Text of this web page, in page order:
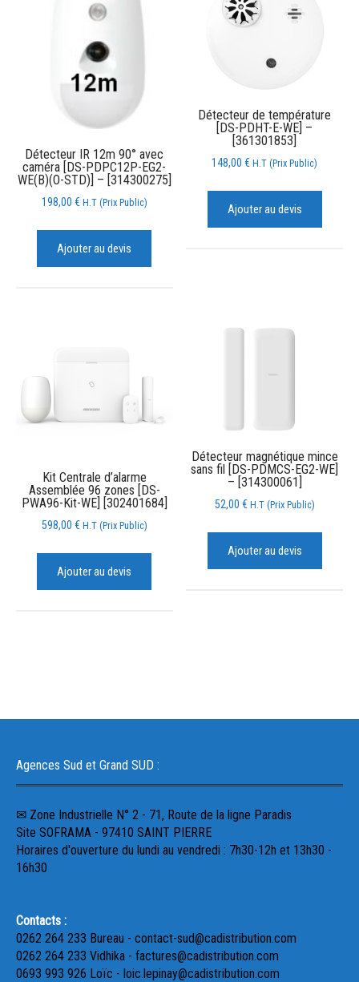
Détecteur IR 12m 90° avec
caméra [DS-PDPC12P-EG2-
WE(B)(O-STD)] – [314300275]
198,00 € H.T (Prix Public)
Ajouter au devis
Détecteur de température
[DS-PDHT-E-WE] –
[361301853]
148,00€ H.T (Prix Public)
Ajouter au devis
Kit Centrale d’alarme
Assemblée 96 zones [DS-
PWA96-Kit-WE] [302401684]
598,00 € H.T (Prix Public)
Ajouter au devis
Détecteur magnétique mince
sans fil [DS-PDMCS-EG2-WE]
– [314300061]
52,00 € H.T (Prix Public)
Ajouter au devis
Agences Sud et Grand SUD :
✉ Zone Industrielle N° 2 - 71, Route de la ligne Paradis
Site SOFRAMA - 97410 SAINT PIERRE
Horaires d'ouverture du lundi au vendredi : 7h30-12h et 13h30 -
16h30
Contacts :
0262 264 233 Bureau - contact-sud@cadistribution.com
0262 264 233 Vidhika - factures@cadistribution.com
0693 993 926 Loïc - loic.lepinay@cadistribution.com